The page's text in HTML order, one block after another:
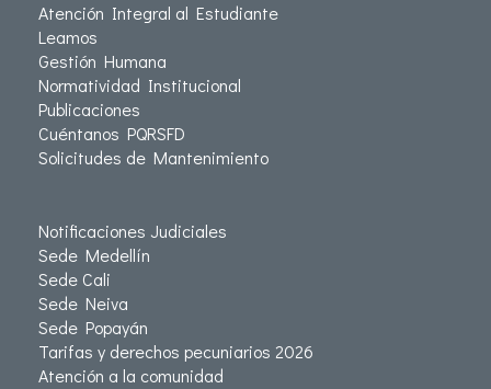
Atención Integral al Estudiante
Leamos
Gestión Humana
Normatividad Institucional
Publicaciones
Cuéntanos PQRSFD
Solicitudes de Mantenimiento
Notificaciones Judiciales
Sede Medellín
Sede Cali
Sede Neiva
Sede Popayán
Tarifas y derechos pecuniarios 2026
Atención a la comunidad